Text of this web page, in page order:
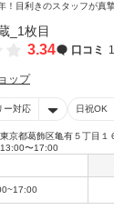
！目利きのスタッフが真
3.34 口コミ
ップ
ー対応 日祝OK
東京都葛飾区亀有５丁目１
13:00〜17:00